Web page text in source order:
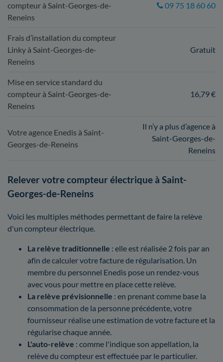
compteur à Saint-Georges-de-
Reneins
09 75 18 60 60
Frais d’installation du compteur
Linky à Saint-Georges-de-
Reneins
Gratuit
Mise en service standard du
compteur à Saint-Georges-de-
Reneins
16,79 €
Votre agence Enedis à Saint-
Georges-de-Reneins
Il n’y a plus d’agence à
Saint-Georges-de-
Reneins
Relever votre compteur électrique à Saint-
Georges-de-Reneins
Voici les multiples méthodes permettant de faire la relève
d'un compteur électrique.
La relève traditionnelle : elle est réalisée 2 fois par an
afin de calculer votre facture de régularisation. Un
membre du personnel Enedis pose un rendez-vous
avec vous pour mettre en place cette relève.
La relève prévisionnelle : en prenant comme base la
consommation de la personne précédente, votre
fournisseur réalise une estimation de votre facture et la
régularise chaque année.
L'auto-relève : comme l'indique son appellation, la
relève du compteur est effectuée par le particulier.